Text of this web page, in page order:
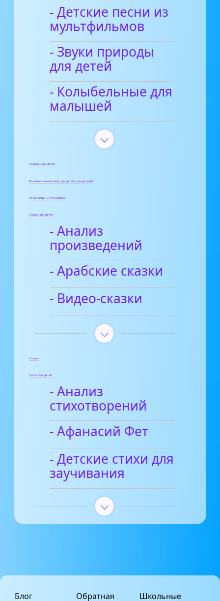
- Детские песни из
мультфильмов
- Звуки природы
для детей
- Колыбельные для
малышей
Поделки для детей
Полезные материалы для детей и родителей
Пословицы и поговорки
Сказки для детей
- Анализ
произведений
- Арабские сказки
- Видео-сказки
Статьи
Стихи для детей
- Анализ
стихотворений
- Афанасий Фет
- Детские стихи для
заучивания
Блог Обратная Школьные